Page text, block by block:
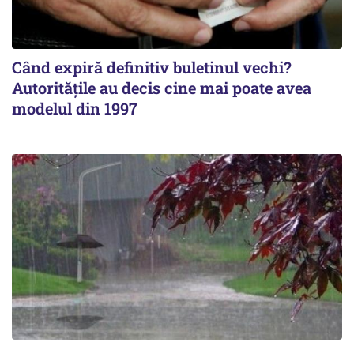
Când expiră definitiv buletinul vechi?
Autoritățile au decis cine mai poate avea
modelul din 1997